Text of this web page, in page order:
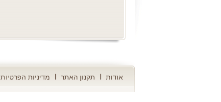
אודות תקנון האתר מדיניות הפרטיות